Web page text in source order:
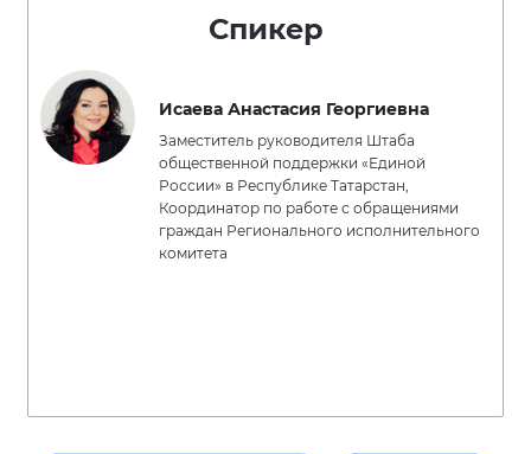
Спикер
Исаева Анастасия Георгиевна
Заместитель руководителя Штаба
общественной поддержки «Единой
России» в Республике Татарстан,
Координатор по работе с обращениями
граждан Регионального исполнительного
комитета